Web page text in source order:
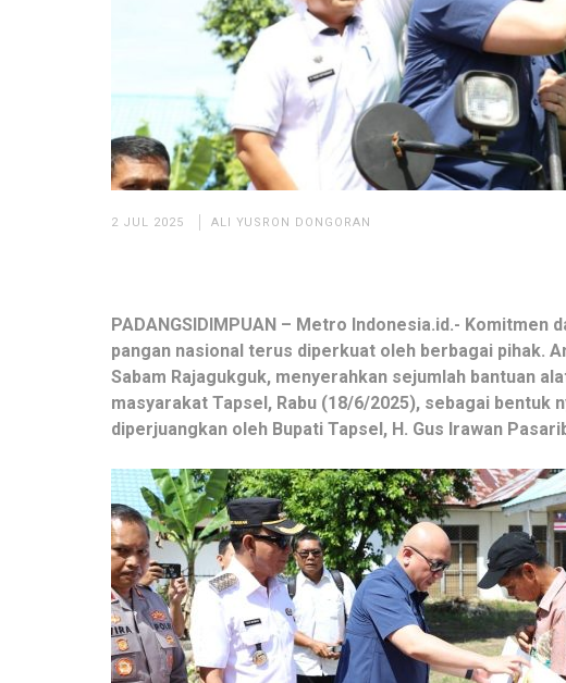
2 JUL 2025 ALI YUSRON DONGORAN
PADANGSIDIMPUAN – Metro Indonesia.id.- Komitmen
pangan nasional terus diperkuat oleh berbagai pihak.
Sabam Rajagukguk, menyerahkan sejumlah bantuan
masyarakat Tapsel, Rabu (18/6/2025), sebagai bentuk
diperjuangkan oleh Bupati Tapsel, H. Gus Irawan